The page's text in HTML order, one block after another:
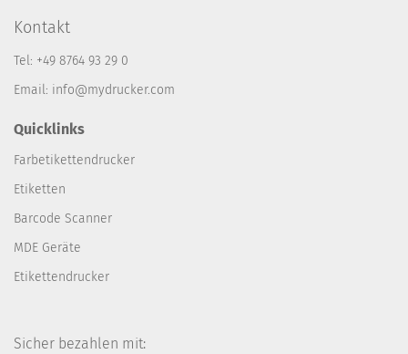
Kontakt
Tel: +49 8764 93 29 0
Email: info@mydrucker.com
Quicklinks
Farbetikettendrucker
Etiketten
Barcode Scanner
MDE Geräte
Etikettendrucker
Sicher bezahlen mit: